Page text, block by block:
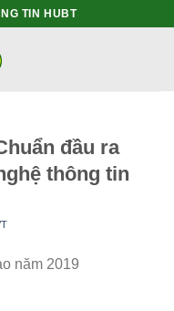
TIN HUBT
đầu ra
thông tin
năm 2019